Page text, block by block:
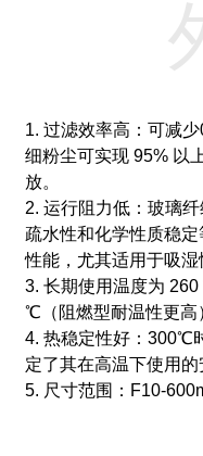
1. 过滤效率高：可减少
细粉尘可实现 95% 以
放。
2. 运行阻力低：玻璃
疏水性和化学性质稳
性能，尤其适用于吸湿
3. 长期使用温度为
℃（阻燃型耐温性更高
4. 热稳定性好：300℃
定了其在高温下使用的
5. 尺寸范围： F10-